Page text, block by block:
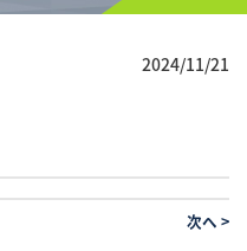
2024/11/21
次へ >